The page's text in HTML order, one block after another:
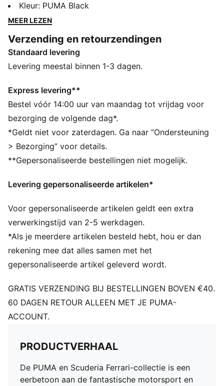
legendarische race-erfenis. Deze lijn met schoenen,
kleding en accessoires heeft de iconische Scuderia
dit T-shirt, dat gemaakt is voor het leven in beweging.
ALLE INS EN OUTS
Gemaakt met minstens 20% gerecycled katoen.
Pasvorm: Normaal
Type hoofdmateriaal: Single jersey
Hals: Ronde hals
Korte mouwen
Lengte: Normaal
PUMA en Scuderia Ferrari-logo's
PUMA voor jongeren: aanbevolen voor oudere
Kleur: PUMA Black
MEER LEZEN
Verzending en retourzendingen
Standaard levering
Levering meestal binnen 1-3 dagen.
Express levering**
Bestel vóór 14:00 uur van maandag tot vrijdag voor
bezorging de volgende dag*.
*Geldt niet voor zaterdagen. Ga naar “Ondersteuning
> Bezorging” voor details.
**Gepersonaliseerde bestellingen niet mogelijk.
Levering gepersonaliseerde artikelen*
Voor gepersonaliseerde artikelen geldt een extra
verwerkingstijd van 2-5 werkdagen.
*Als je meerdere artikelen besteld hebt, hou er dan
rekening mee dat alles samen met het
gepersonaliseerde artikel geleverd wordt.
GRATIS VERZENDING BIJ BESTELLINGEN BOVEN €40.
60 DAGEN RETOUR ALLEEN MET JE PUMA-
ACCOUNT.
PRODUCTVERHAAL
De PUMA en Scuderia Ferrari-collectie is een
eerbetoon aan de fantastische motorsport en